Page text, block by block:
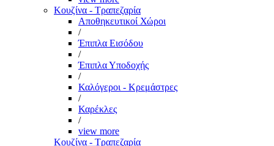
Κουζίνα - Τραπεζαρία
Αποθηκευτικοί Χώροι
/
Έπιπλα Εισόδου
/
Έπιπλα Υποδοχής
/
Καλόγεροι - Κρεμάστρες
/
Καρέκλες
/
view more
Κουζίνα - Τραπεζαρία